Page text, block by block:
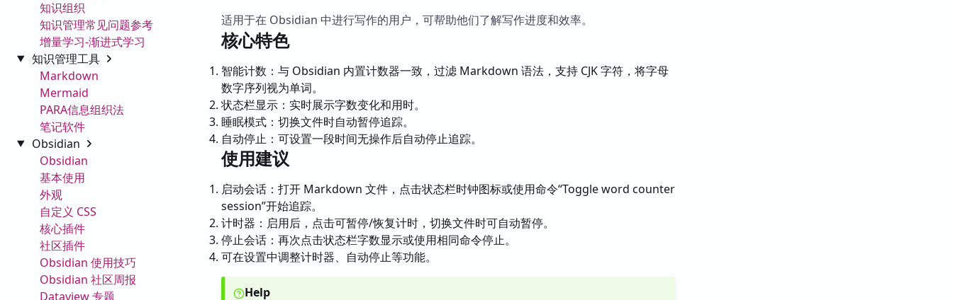
知识组织
知识管理常见问题参考
增量学习-渐进式学习
知识管理工具
Markdown
Mermaid
PARA信息组织法
笔记软件
Obsidian
Obsidian
基本使用
外观
自定义 CSS
核心插件
社区插件
Obsidian 使用技巧
Obsidian 社区周报
Dataview 专题
适用于在 Obsidian 中进行写作的用户，可帮助他们了解写作进度和效率。
核心特色
智能计数：与 Obsidian 内置计数器一致，过滤 Markdown 语法，支持 CJK 字符，将字母
数字序列视为单词。
状态栏显示：实时展示字数变化和用时。
睡眠模式：切换文件时自动暂停追踪。
自动停止：可设置一段时间无操作后自动停止追踪。
使用建议
启动会话：打开 Markdown 文件，点击状态栏时钟图标或使用命令“Toggle word counter
session”开始追踪。
计时器：启用后，点击可暂停/恢复计时，切换文件时可自动暂停。
停止会话：再次点击状态栏字数显示或使用相同命令停止。
可在设置中调整计时器、自动停止等功能。
Help